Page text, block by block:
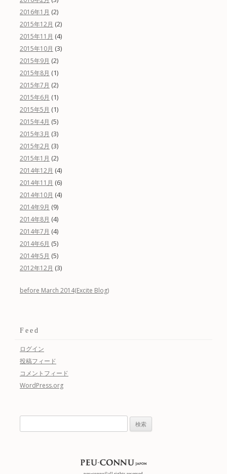
2016年1月 (2)
2015年12月 (2)
2015年11月 (4)
2015年10月 (3)
2015年9月 (2)
2015年8月 (1)
2015年7月 (2)
2015年6月 (1)
2015年5月 (1)
2015年4月 (5)
2015年3月 (3)
2015年2月 (3)
2015年1月 (2)
2014年12月 (4)
2014年11月 (6)
2014年10月 (4)
2014年9月 (9)
2014年8月 (4)
2014年7月 (4)
2014年6月 (5)
2014年5月 (5)
2012年12月 (3)
before March 2014(Excite Blog)
Feed
ログイン
投稿フィード
コメントフィード
WordPress.org
索: